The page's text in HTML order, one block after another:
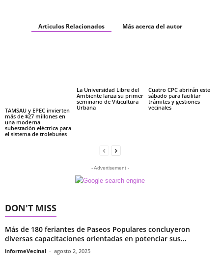
Articulos Relacionados Más acerca del autor
TAMSAU y EPEC invierten
más de $27 millones en
una moderna
subestación eléctrica para
el sistema de trolebuses
La Universidad Libre del
Ambiente lanza su primer
seminario de Viticultura
Urbana
Cuatro CPC abrirán este
sábado para facilitar
trámites y gestiones
vecinales
- Advertisement -
DON'T MISS
Más de 180 feriantes de Paseos Populares concluyeron
diversas capacitaciones orientadas en potenciar sus...
informeVecinal - agosto 2, 2025